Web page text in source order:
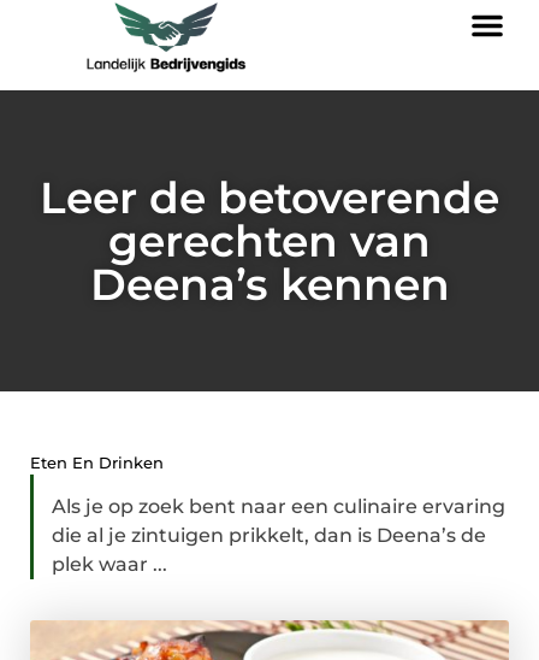
Leer de betoverende
gerechten van
Deena’s kennen
Eten En Drinken
Als je op zoek bent naar een culinaire ervaring
die al je zintuigen prikkelt, dan is Deena’s de
plek waar ...